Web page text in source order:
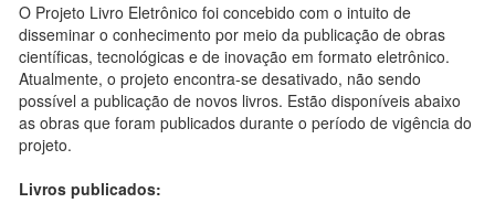
O Projeto Livro Eletrônico foi concebido com o intuito de
disseminar o conhecimento por meio da publicação de obras
científicas, tecnológicas e de inovação em formato eletrônico.
Atualmente, o projeto encontra-se desativado, não sendo
possível a publicação de novos livros. Estão disponíveis abaixo
as obras que foram publicados durante o período de vigência do
projeto.
Livros publicados: